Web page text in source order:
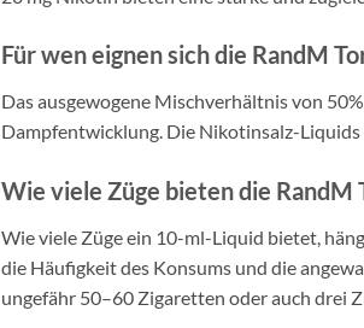
Für wen eignen sich die RandM
Das ausgewogene Mischverhältnis von
Dampfentwicklung. Die Nikotinsalz-
Wie viele Züge bieten die RandM
Wie viele Züge ein 10-ml-Liquid bietet,
die Häufigkeit des Konsums und die
ungefähr 50–60 Zigaretten oder auch drei